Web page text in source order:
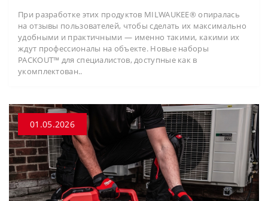
При разработке этих продуктов MILWAUKEE® опиралась
на отзывы пользователей, чтобы сделать их максимально
удобными и практичными — именно такими, какими их
ждут профессионалы на объекте. Новые наборы
PACKOUT™ для специалистов, доступные как в
укомплектован..
01.05.2026